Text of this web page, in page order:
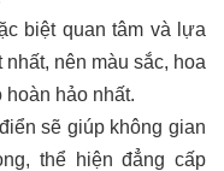
biệt quan tâm và lựa
nên màu sắc, hoa
hảo nhất.
sẽ giúp không gian
thể hiện đẳng cấp